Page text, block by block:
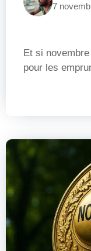
7
Et si
pour les